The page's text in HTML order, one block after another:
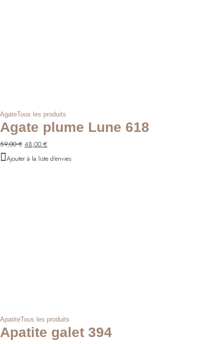
AgateTous les produits
Agate plume Lune 618
59,00€ Le
initial
48,00 €
actuel
Ajouter à la liste d'envies
ApatiteTous les produits
Apatite galet 394